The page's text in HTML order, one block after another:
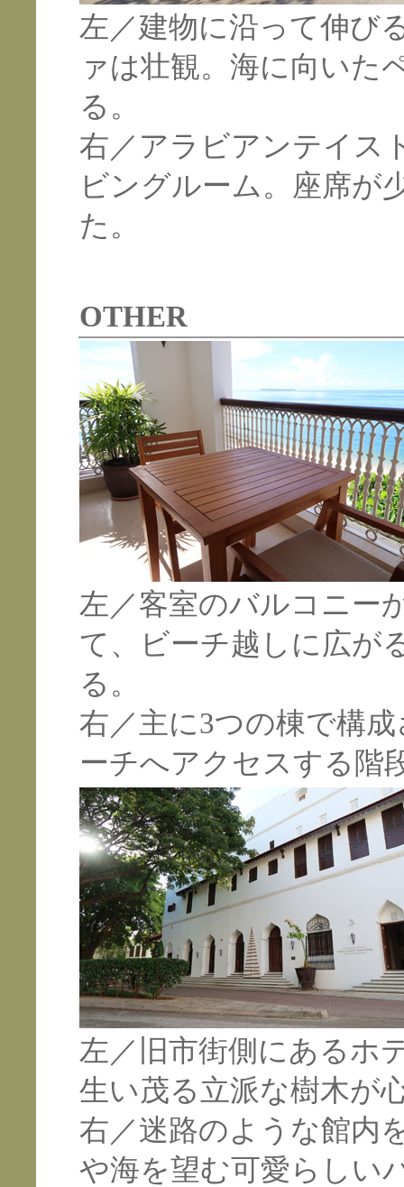
左／建物に沿って伸び
ァは壮観。海に向いた
る。
右／アラビアンテイス
ビングルーム。座席が
た。
OTHER
左／客室のバルコニー
て、ビーチ越しに広が
る。
右／主に3つの棟で構
ーチへアクセスする階
左／旧市街側にあるホ
生い茂る立派な樹木が
右／迷路のような館内
や海を望む可愛らしい